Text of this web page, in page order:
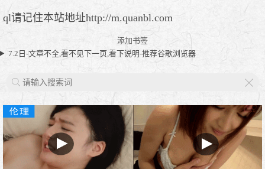
ql请记住本站地址http://m.quanbl.com
添加书签
7.2日-文章不全,看不见下一页,看下说明-推荐谷歌浏览器